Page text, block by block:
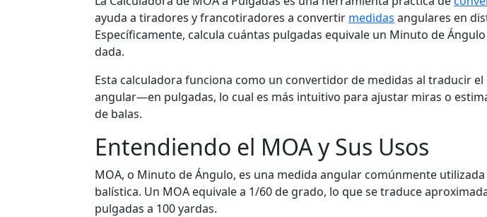
ayuda a tiradores y francotiradores a convertir medidas angulares en
Específicamente, calcula cuántas pulgadas equivale un Minuto de Ángulo
dada.
Esta calculadora funciona como un convertidor de medidas al traducir
angular—en pulgadas, lo cual es más intuitivo para ajustar miras o
de balas.
Entendiendo el MOA y Sus Usos
MOA, o Minuto de Ángulo, es una medida angular comúnmente
balística. Un MOA equivale a 1/60 de grado, lo que se traduce
pulgadas a 100 yardas.